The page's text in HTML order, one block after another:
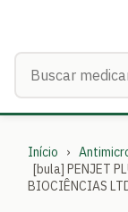
Início ›
[bula] PENJET
BIOCIÊNCIAS